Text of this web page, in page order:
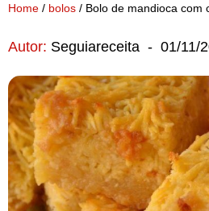
Doce
Pão
Salada
Almoço
Home / bolos / Bolo de mandioca com
Autor: Seguiareceita - 01/11/